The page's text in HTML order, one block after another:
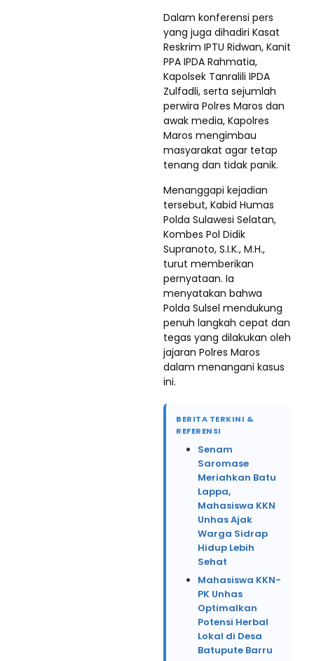
Dalam konferensi pers
yang juga dihadiri Kasat
Reskrim IPTU Ridwan, Kanit
PPA IPDA Rahmatia,
Kapolsek Tanralili IPDA
Zulfadli, serta sejumlah
perwira Polres Maros dan
awak media, Kapolres
Maros mengimbau
masyarakat agar tetap
tenang dan tidak panik.
Menanggapi kejadian
tersebut, Kabid Humas
Polda Sulawesi Selatan,
Kombes Pol Didik
Supranoto, S.I.K., M.H.,
turut memberikan
pernyataan. Ia
menyatakan bahwa
Polda Sulsel mendukung
penuh langkah cepat dan
tegas yang dilakukan oleh
jajaran Polres Maros
dalam menangani kasus
ini.
BERITA TERKINI &
REFERENSI
Senam
Saromase
Meriahkan Batu
Lappa,
Mahasiswa KKN
Unhas Ajak
Warga Sidrap
Hidup Lebih
Sehat
Mahasiswa KKN-
PK Unhas
Optimalkan
Potensi Herbal
Lokal di Desa
Batupute Barru